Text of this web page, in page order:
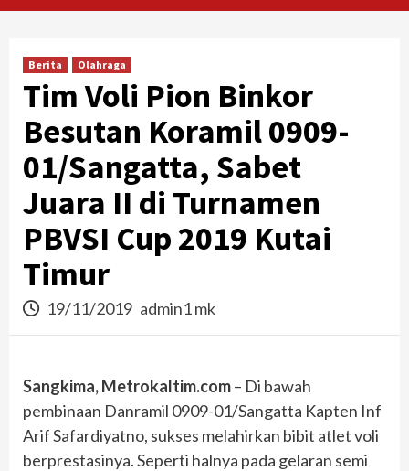
Berita Olahraga
Tim Voli Pion Binkor
Besutan Koramil 0909-
01/Sangatta, Sabet
Juara II di Turnamen
PBVSI Cup 2019 Kutai
Timur
19/11/2019 admin1 mk
Sangkima, Metrokaltim.com– Di bawah
pembinaan Danramil 0909-01/Sangatta Kapten Inf
Arif Safardiyatno, sukses melahirkan bibit atlet voli
berprestasinya. Seperti halnya pada gelaran semi